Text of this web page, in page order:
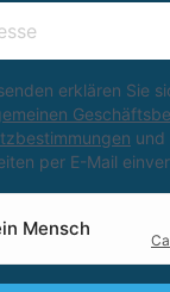
erklären Sie
und
per E-Mail